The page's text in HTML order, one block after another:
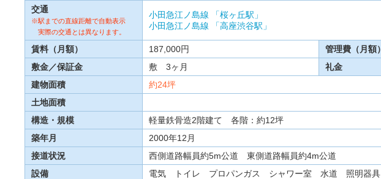
交通
※駅までの直線距離で自動表示
実際の交通とは異なります。
小田急江ノ島線
「桜ヶ丘駅」
小田急江ノ島線
「高座渋谷駅」
賃料（月額） 187,000円 管理費（月額）
敷金／保証金
敷 3ヶ月 礼金
建物面積
約24坪
土地面積
構造・規模
軽量鉄骨造2階建て 各階：約12坪
築年月
2000年12月
接道状況
西側道路幅員約5m公道 東側道路幅員約4m公道
設備
電気 トイレ プロパンガス シャワー室 水道 照明器具